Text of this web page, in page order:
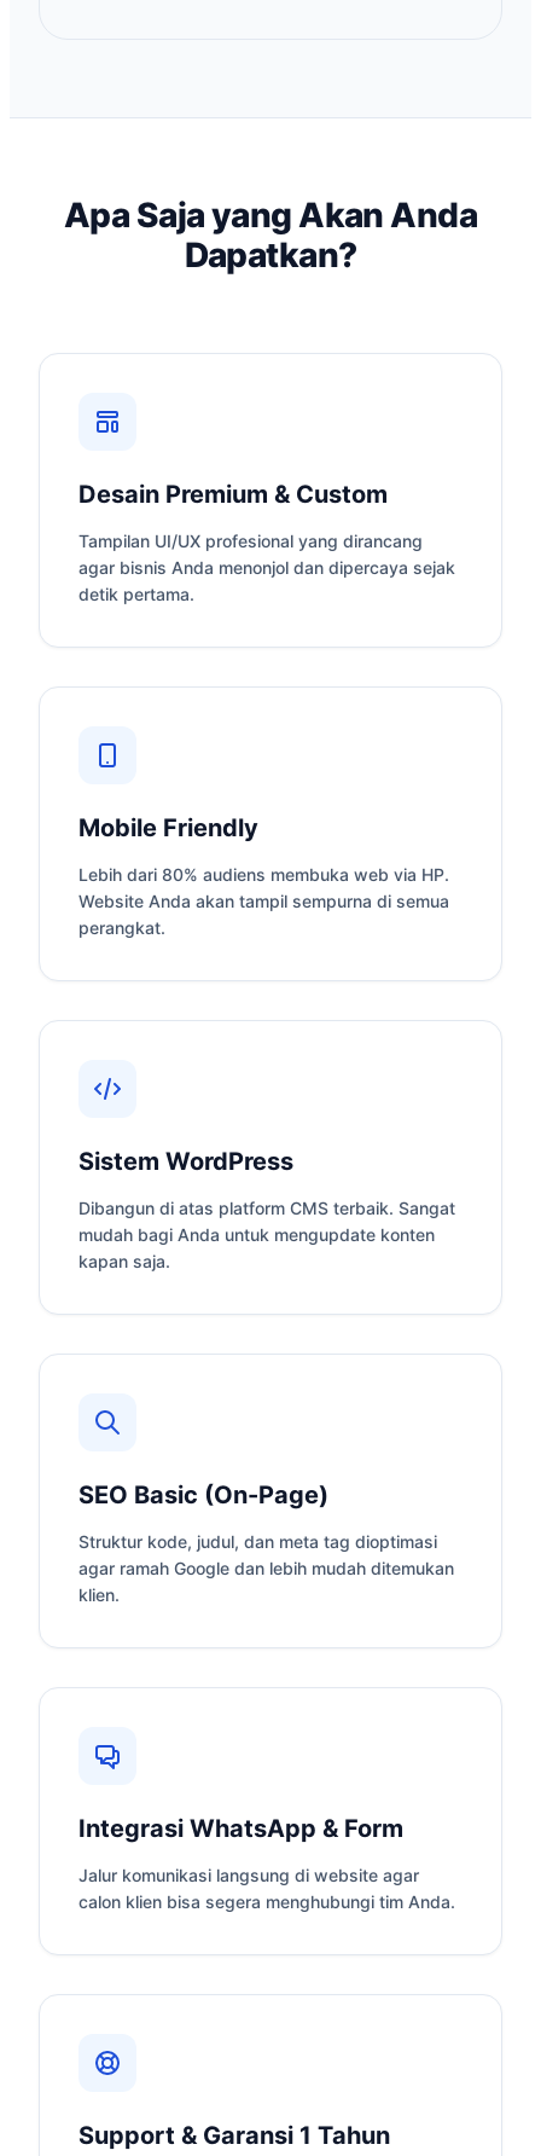
Apa Saja yang Akan Anda
Dapatkan?
Desain Premium & Custom
Tampilan UI/UX profesional yang dirancang
agar bisnis Anda menonjol dan dipercaya sejak
detik pertama.
Mobile Friendly
Lebih dari 80% audiens membuka web via HP.
Website Anda akan tampil sempurna di semua
perangkat.
Sistem WordPress
Dibangun di atas platform CMS terbaik. Sangat
mudah bagi Anda untuk mengupdate konten
kapan saja.
SEO Basic (On-Page)
Struktur kode, judul, dan meta tag dioptimasi
agar ramah Google dan lebih mudah ditemukan
klien.
Integrasi WhatsApp & Form
Jalur komunikasi langsung di website agar
calon klien bisa segera menghubungi tim Anda.
Support & Garansi 1 Tahun